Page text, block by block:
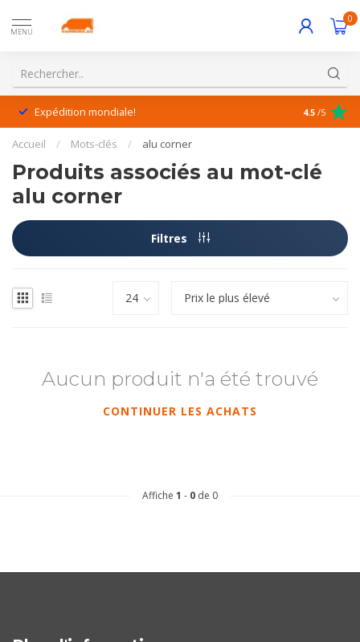
MENU
0
Expédition mondiale! Service
4.5 /5
Accueil / Mots-clés / alu corner
Produits associés au mot-clé
alu corner
Filtres
Aucun produit n'a été trouvé
CONTINUER LES ACHATS
Affiche 1 - 0 de 0